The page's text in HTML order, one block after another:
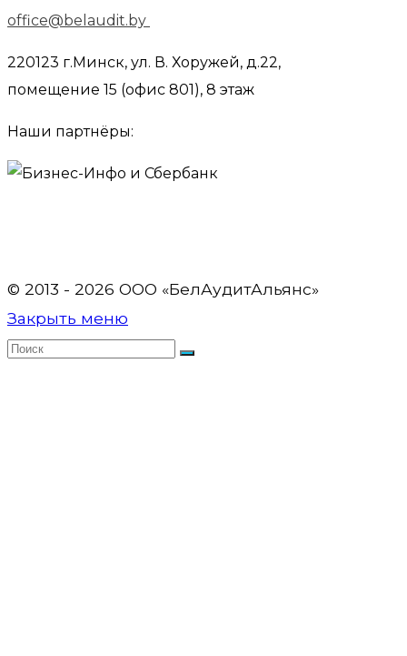
office@belaudit.by
220123 г.Минск, ул. В. Хоружей, д.22,
помещение 15 (офис 801), 8 этаж
Наши партнёры:
© 2013 - 2026 OOO «БелАудитАльянс»
Закрыть меню